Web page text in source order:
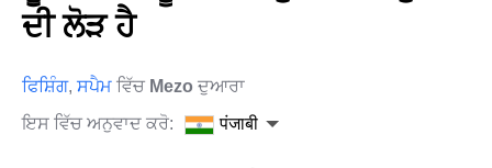
ਦੀ ਲੋੜ ਹੈ
ਫਿਸ਼ਿੰਗ, ਸਪੈਮ ਵਿੱਚ Mezo ਦੁਆਰਾ
ਇਸ ਵਿੱਚ ਅਨੁਵਾਦ ਕਰੋ:
पंजाबी